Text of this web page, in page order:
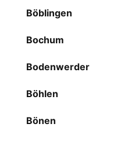
Böblingen
Bochum
Bodenwerder
Böhlen
Bönen